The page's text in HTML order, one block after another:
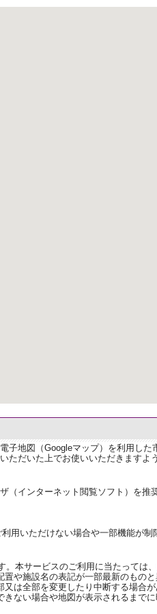
子地図（Googleマップ）を利用し
ただいた上でお使いいただきますよ
インターネット閲覧ソフト）を推
いただけない場合や一部機能が制
本サービスのご利用に当たっては、
や施設名の表記が一部最新のものと
は全部を変更したり中断する場合が
ない場合や地図が表示されるまでに